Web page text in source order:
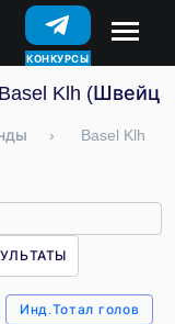
КОНКУРСЫ
Klh
›
Basel Klh
Инд.Тотал голов